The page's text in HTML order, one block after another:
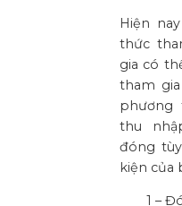
Hiện
thức
gia có
tham
phương
thu
đóng
kiện của
1 –